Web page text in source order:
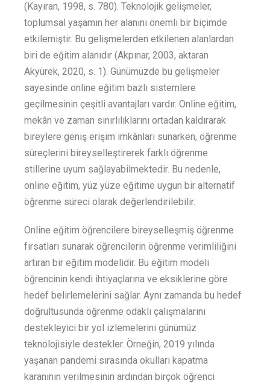
(Kayıran, 1998, s. 780). Teknolojik gelişmeler,
toplumsal yaşamın her alanını önemli bir biçimde
etkilemiştir. Bu gelişmelerden etkilenen alanlardan
biri de eğitim alanıdır (Akpınar, 2003, aktaran
Akyürek, 2020, s. 1). Günümüzde bu gelişmeler
sayesinde online eğitim bazlı sistemlere
geçilmesinin çeşitli avantajları vardır. Online eğitim,
mekân ve zaman sınırlılıklarını ortadan kaldırarak
bireylere geniş erişim imkânları sunarken, öğrenme
süreçlerini bireyselleştirerek farklı öğrenme
stillerine uyum sağlayabilmektedir. Bu nedenle,
online eğitim, yüz yüze eğitime uygun bir alternatif
öğrenme süreci olarak değerlendirilebilir.
Online eğitim öğrencilere bireyselleşmiş öğrenme
fırsatları sunarak öğrencilerin öğrenme verimliliğini
artıran bir eğitim modelidir. Bu eğitim modeli
öğrencinin kendi ihtiyaçlarına ve eksiklerine göre
hedef belirlemelerini sağlar. Aynı zamanda bu hedef
doğrultusunda öğrenme odaklı çalışmalarını
destekleyici bir yol izlemelerini günümüz
teknolojisiyle destekler. Örneğin, 2019 yılında
yaşanan pandemi sırasında okulları kapatma
karanının verilmesinin ardından birçok öğrenci